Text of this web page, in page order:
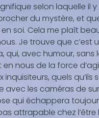
selon laquelle il y
du mystère, et
soi. Cela me plaît
Je trouve que c’est
qui, avec humour, sans
nous de la force
quels qu’ils
avec les caméras de
qui échappera
attrapable chez l’être